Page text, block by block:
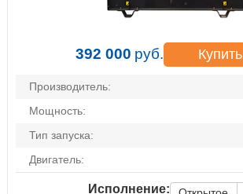
392 000 руб. Купить
Производитель:
Мощность:
Тип запуска:
Двигатель:
Исполнение: